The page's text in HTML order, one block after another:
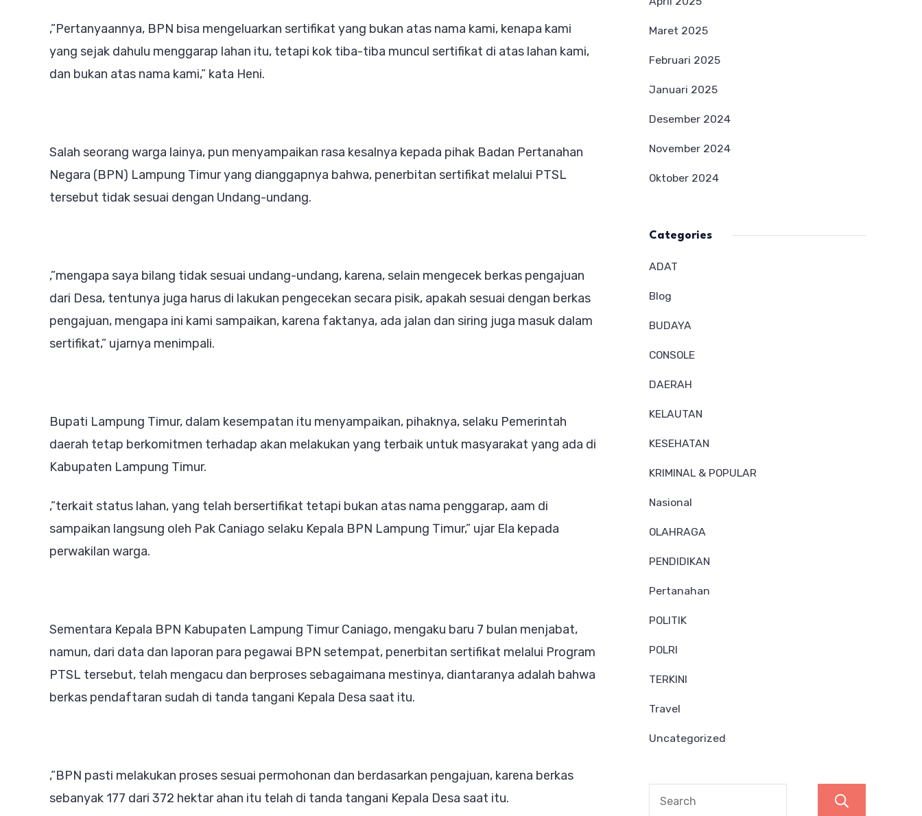
,”Pertanyaannya, BPN bisa mengeluarkan sertifikat yang bukan atas nama kami, kenapa kami
yang sejak dahulu menggarap lahan itu, tetapi kok tiba-tiba muncul sertifikat di atas lahan kami,
dan bukan atas nama kami,” kata Heni.
Salah seorang warga lainya, pun menyampaikan rasa kesalnya kepada pihak Badan Pertanahan
Negara (BPN) Lampung Timur yang dianggapnya bahwa, penerbitan sertifikat melalui PTSL
tersebut tidak sesuai dengan Undang-undang.
,”mengapa saya bilang tidak sesuai undang-undang, karena, selain mengecek berkas pengajuan
dari Desa, tentunya juga harus di lakukan pengecekan secara pisik, apakah sesuai dengan berkas
pengajuan, mengapa ini kami sampaikan, karena faktanya, ada jalan dan siring juga masuk dalam
sertifikat,” ujarnya menimpali.
Bupati Lampung Timur, dalam kesempatan itu menyampaikan, pihaknya, selaku Pemerintah
daerah tetap berkomitmen terhadap akan melakukan yang terbaik untuk masyarakat yang ada di
Kabupaten Lampung Timur.
,”terkait status lahan, yang telah bersertifikat tetapi bukan atas nama penggarap, aam di
sampaikan langsung oleh Pak Caniago selaku Kepala BPN Lampung Timur,” ujar Ela kepada
perwakilan warga.
Sementara Kepala BPN Kabupaten Lampung Timur Caniago, mengaku baru 7 bulan menjabat,
namun, dari data dan laporan para pegawai BPN setempat, penerbitan sertifikat melalui Program
PTSL tersebut, telah mengacu dan berproses sebagaimana mestinya, diantaranya adalah bahwa
berkas pendaftaran sudah di tanda tangani Kepala Desa saat itu.
,”BPN pasti melakukan proses sesuai permohonan dan berdasarkan pengajuan, karena berkas
sebanyak 177 dari 372 hektar ahan itu telah di tanda tangani Kepala Desa saat itu.
Maret 2025
Februari 2025
Januari 2025
Desember 2024
November 2024
Oktober 2024
Categories
ADAT
Blog
BUDAYA
CONSOLE
DAERAH
KELAUTAN
KESEHATAN
KRIMINAL & POPULAR
Nasional
OLAHRAGA
PENDIDIKAN
Pertanahan
POLITIK
POLRI
TERKINI
Travel
Uncategorized